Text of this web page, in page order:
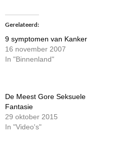
Gerelateerd
9 symptomen van Kanker
16 november 2007
In "Binnenland"
De Meest Gore Seksuele
Fantasie
29 oktober 2015
In "Video's"